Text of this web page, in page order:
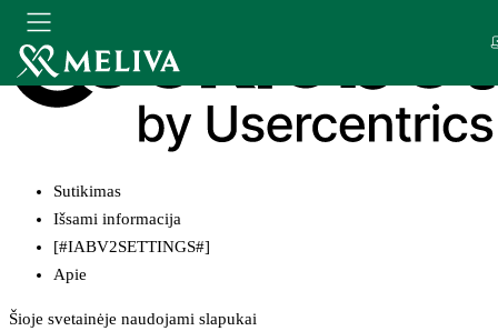
Sutikimas
Išsami informacija
[#IABV2SETTINGS#]
Apie
Šioje svetainėje naudojami slapukai